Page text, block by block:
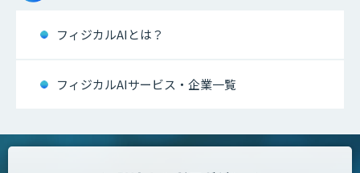
フィジカルAIとは？
フィジカルAIサービス・企業一覧